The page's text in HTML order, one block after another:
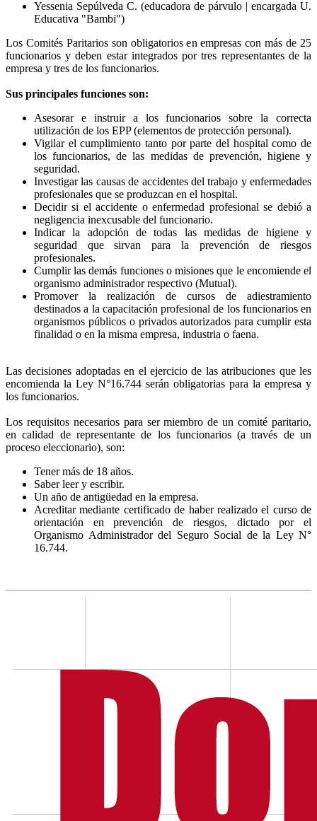
Yessenia Sepúlveda C. (educadora de párvulo | encargada U.
Educativa "Bambi")
Los Comités Paritarios son obligatorios en empresas con más de 25
funcionarios y deben estar integrados por tres representantes de la
empresa y tres de los funcionarios.
Sus principales funciones son:
Asesorar e instruir a los funcionarios sobre la correcta
utilización de los EPP (elementos de protección personal).
Vigilar el cumplimiento tanto por parte del hospital como de
los funcionarios, de las medidas de prevención, higiene y
seguridad.
Investigar las causas de accidentes del trabajo y enfermedades
profesionales que se produzcan en el hospital.
Decidir si el accidente o enfermedad profesional se debió a
negligencia inexcusable del funcionario.
Indicar la adopción de todas las medidas de higiene y
seguridad que sirvan para la prevención de riesgos
profesionales.
Cumplir las demás funciones o misiones que le encomiende el
organismo administrador respectivo (Mutual).
Promover la realización de cursos de adiestramiento
destinados a la capacitación profesional de los funcionarios en
organismos públicos o privados autorizados para cumplir esta
finalidad o en la misma empresa, industria o faena.
Las decisiones adoptadas en el ejercicio de las atribuciones que les
encomienda la Ley N°16.744 serán obligatorias para la empresa y
los funcionarios.
Los requisitos necesarios para ser miembro de un comité paritario,
en calidad de representante de los funcionarios(a través de un
proceso eleccionario), son:
Tener más de 18 años.
Saber leer y escribir.
Un año de antigüedad en la empresa.
Acreditar mediante certificado de haber realizado el curso de
orientación en prevención de riesgos, dictado por el
Organismo Administrador del Seguro Social de la Ley N°
16.744.